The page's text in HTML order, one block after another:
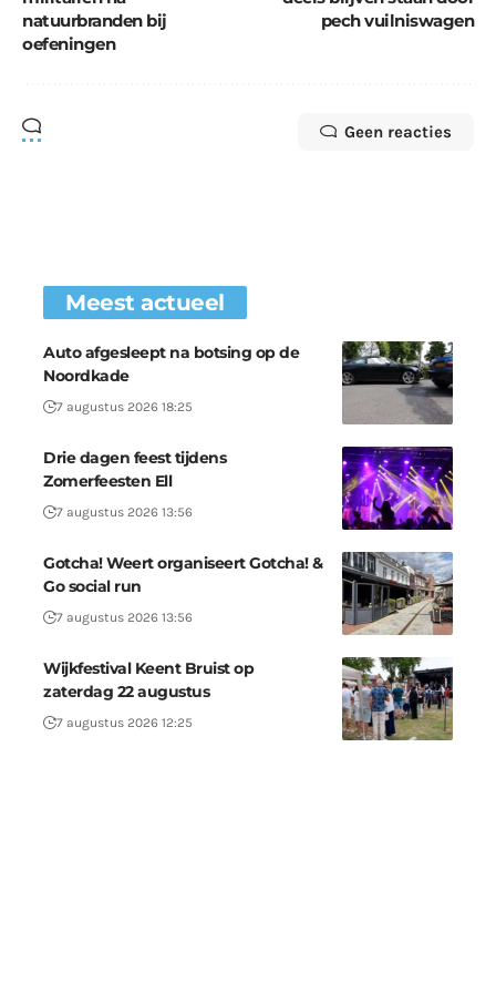
natuurbranden bij
oefeningen
pech vuilniswagen
Geen reacties
Meest actueel
Auto afgesleept na botsing op de
Noordkade
7 augustus 2026 18:25
Drie dagen feest tijdens
Zomerfeesten Ell
7 augustus 2026 13:56
Gotcha! Weert organiseert Gotcha! &
Go social run
7 augustus 2026 13:56
Wijkfestival Keent Bruist op
zaterdag 22 augustus
7 augustus 2026 12:25